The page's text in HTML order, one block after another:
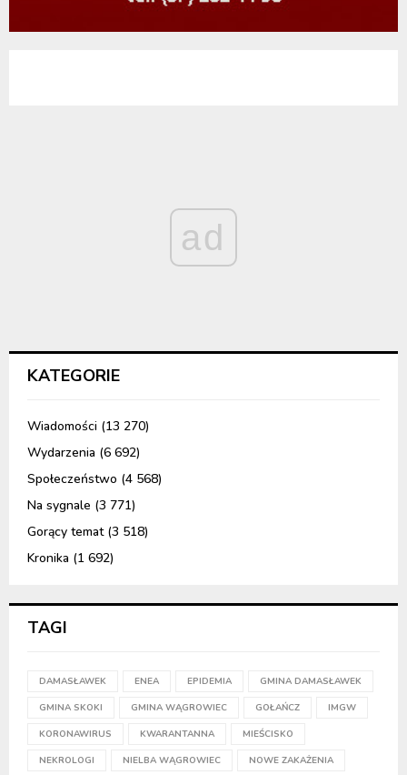
ad
KATEGORIE
Wiadomości (13 270)
Wydarzenia (6 692)
Społeczeństwo (4 568)
Na sygnale (3 771)
Gorący temat(3 518)
Kronika (1 692)
TAGI
DAMASŁAWEK ENEA EPIDEMIA GMINA DAMASŁAWEK
GMINA SKOKI GMINA WĄGROWIEC GOŁAŃCZ IMGW
KORONAWIRUS KWARANTANNA MIEŚCISKO
NEKROLOGI NIELBA WĄGROWIEC NOWE ZAKAŻENIA